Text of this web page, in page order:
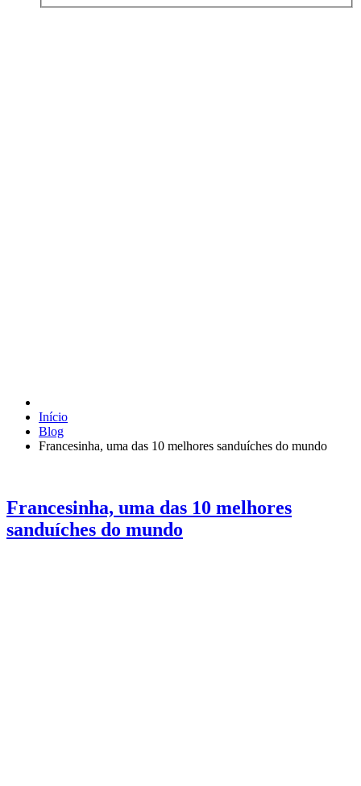
Início
Blog
Francesinha, uma das 10 melhores sanduíches do mundo
Francesinha, uma das 10 melhores
sanduíches do mundo